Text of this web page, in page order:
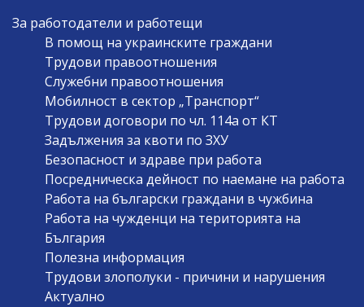
За работодатели и работещи
В помощ на украинските граждани
Трудови правоотношения
Служебни правоотношения
Мобилност в сектор „Транспорт“
Трудови договори по чл. 114а от КТ
Задължения за квоти по ЗХУ
Безопасност и здраве при работа
Посредническа дейност по наемане на работа
Работа на български граждани в чужбина
Работа на чужденци на територията на
България
Полезна информация
Трудови злополуки - причини и нарушения
Актуално